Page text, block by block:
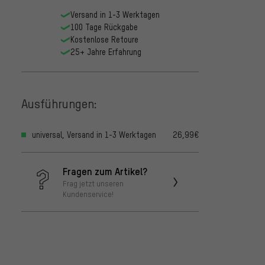
Versand in 1-3 Werktagen
100 Tage Rückgabe
Kostenlose Retoure
25+ Jahre Erfahrung
Ausführungen:
universal, Versand in 1-3 Werktagen 26,99€
Fragen zum Artikel?
Frag jetzt unseren
Kundenservice!